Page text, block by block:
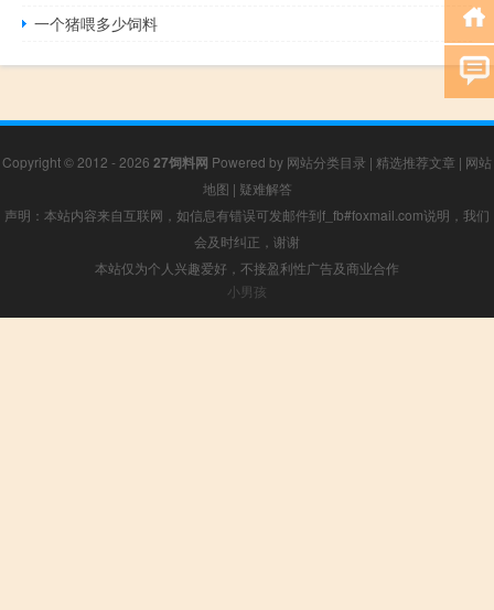
一个猪喂多少饲料
Copyright © 2012 - 2026 27饲料网 Powered by 网站分类目录 | 精选推荐文章 | 网站
地图 | 疑难解答
声明：本站内容来自互联网，如信息有错误可发邮件到f_fb#foxmail.com说明，我们
会及时纠正，谢谢
本站仅为个人兴趣爱好，不接盈利性广告及商业合作
小男孩